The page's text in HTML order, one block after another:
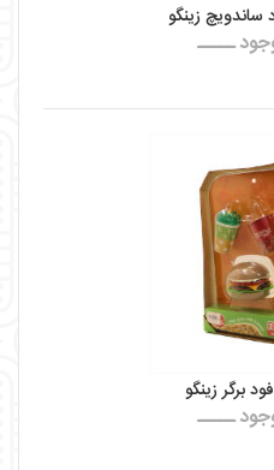
زینگو
ـــــ
زینگو
ـــــ